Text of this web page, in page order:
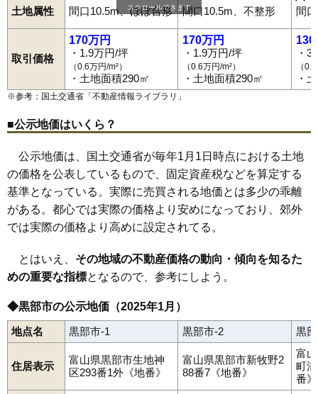
土地属性 間口10.5m、ほぼ台形 間口10.5m、不整形 間
取引価格
170万円
・1.9万円/坪
（0.6万円/m²）
・土地面積290㎡
170万円
・1.9万円/坪
（0.6万円/m²）
・土地面積290㎡
130
・
（
・
スクロールできます
※参考：国土交通省「不動産情報ライブラリ 」
■公示地価はいくら？
公示地価は、国土交通省が毎年1月1日時点における土地
の価格を公表しているもので、固定資産税などを算定する
基準となっている。実際に売買される地価とは多少の乖離
がある。都心では実際の価格より安めになっており、郊外
では実際の価格より高めに設定されてる。
とはいえ、 その地域の不動産価格の動向・傾向を知るた
めの重要な指標となるので、参考にしよう。
◆黒部市の公示地価（2025年1月）
地点名 黒部市-1 黒部市-2 黒
住居表示
富山県黒部市生地神
区293番1外《地番》
富山県黒部市新牧野2
88番7《地番》
富
町
番》
荻生金屋 北新北野沓掛神谷正光寺新新天新牧野新町田家新
堀高前沢牧野 山田新山立野
黒部駅 生地駅電鉄石田駅電鉄黒部駅東三日市駅
荻生駅
長屋駅
舌山駅若栗駅栃屋駅浦山駅下立駅宇奈月温泉駅
宇奈月駅